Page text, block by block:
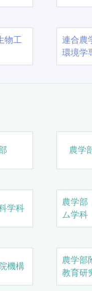
物工
連合農
環境学
農学
学科
農学
ム学科
機構
農学部
教育研